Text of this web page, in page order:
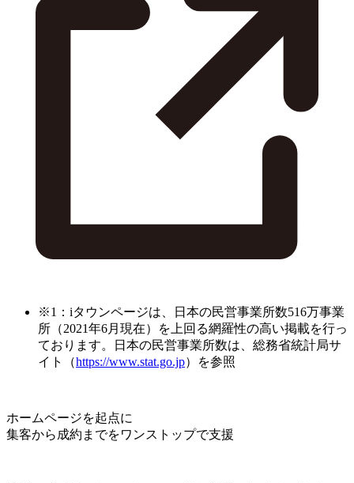
※1：iタウンページは、日本の民営事業所数516万事業
所（2021年6月現在）を上回る網羅性の高い掲載を行っ
ております。日本の民営事業所数は、総務省統計局サ
イト（https://www.stat.go.jp）を参照
ホームページを起点に
集客から成約までをワンストップで支援